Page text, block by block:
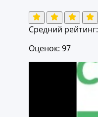
Средний рейтинг:
Оценок: 97